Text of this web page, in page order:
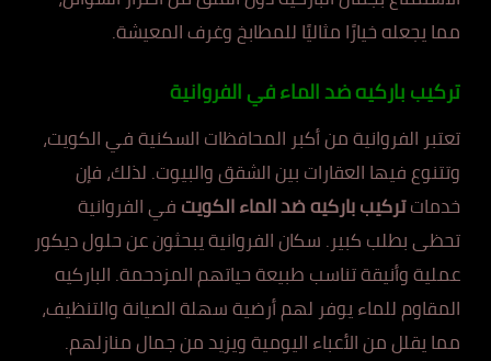
مما يجعله خيارًا مثاليًا للمطابخ وغرف المعيشة.
تركيب باركيه ضد الماء في الفروانية
تعتبر الفروانية من أكبر المحافظات السكنية في الكويت،
وتتنوع فيها العقارات بين الشقق والبيوت. لذلك، فإن
خدماتتركيب باركيه ضد الماء الكويتفي الفروانية
تحظى بطلب كبير. سكان الفروانية يبحثون عن حلول ديكور
عملية وأنيقة تناسب طبيعة حياتهم المزدحمة. الباركيه
المقاوم للماء يوفر لهم أرضية سهلة الصيانة والتنظيف،
مما يقلل من الأعباء اليومية ويزيد من جمال منازلهم.